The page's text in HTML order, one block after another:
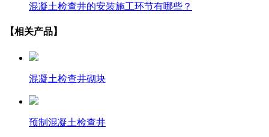
混凝土检查井的安装施工环节有哪些？
【相关产品】
混凝土检查井砌块
预制混凝土检查井